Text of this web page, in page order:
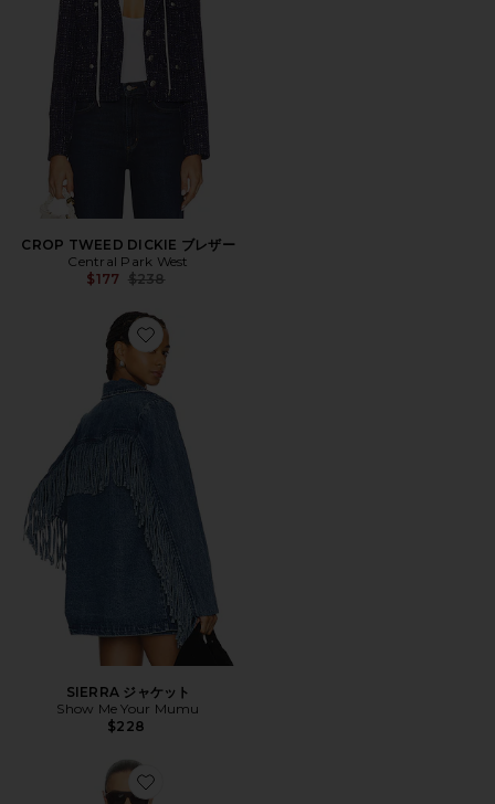
CROP TWEED DICKIE ブレザー
Central Park West
$177 Previous price:
$238
Favorite SIERRA ジャケット
SIERRA ジャケット
Show Me Your Mumu
$228
Favorite ショールカラーフェイクファーコート